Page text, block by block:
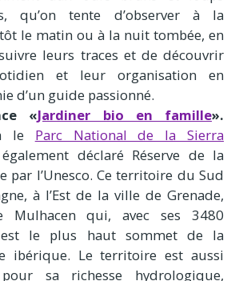
qu’on tente d’observer à la
le matin ou à la nuit tombée, en
leurs traces et de découvrir
et leur organisation en
d’un guide passionné.
«Jardiner bio en famille».
le Parc National de la Sierra
déclaré Réserve de la
par l’Unesco. Ce territoire du Sud
à l’Est de la ville de Grenade,
Mulhacen qui, avec ses 3480
est le plus haut sommet de la
ibérique. Le territoire est aussi
sa richesse hydrologique,